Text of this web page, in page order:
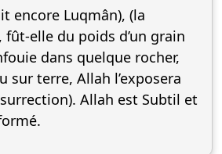
encore Luqmân), (la
elle du poids d’un grain
dans quelque rocher,
sur terre, Allah l’exposera
Allah est Subtil et